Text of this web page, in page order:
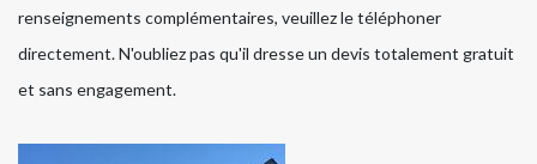
renseignements complémentaires, veuillez le téléphoner
directement. N'oubliez pas qu'il dresse un devis totalement gratuit
et sans engagement.